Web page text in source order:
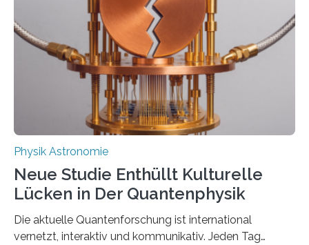
einem Team der TU Wien mit Unterstützung
internationaler Partner der entscheidende Durchbruch:
Der lange diskutierte Thorium-Kernübergang wurde
gefunden. Kurz darauf konnte man zeigen, dass sich
Thorium tatsächlich nutzen lässt, um hochpräzise…
Physik Astronomie
Neue Studie Enthüllt Kulturelle
Lücken in Der Quantenphysik
Die aktuelle Quantenforschung ist international
vernetzt, interaktiv und kommunikativ. Jeden Tag